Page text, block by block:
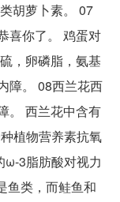
胡萝卜素。 07
喜你了。 鸡蛋对
，卵磷脂，氨基
障。 08西兰花西
。 西兰花中含有
植物营养素抗氧
ω-3脂肪酸对视力
鱼类，而鲑鱼和